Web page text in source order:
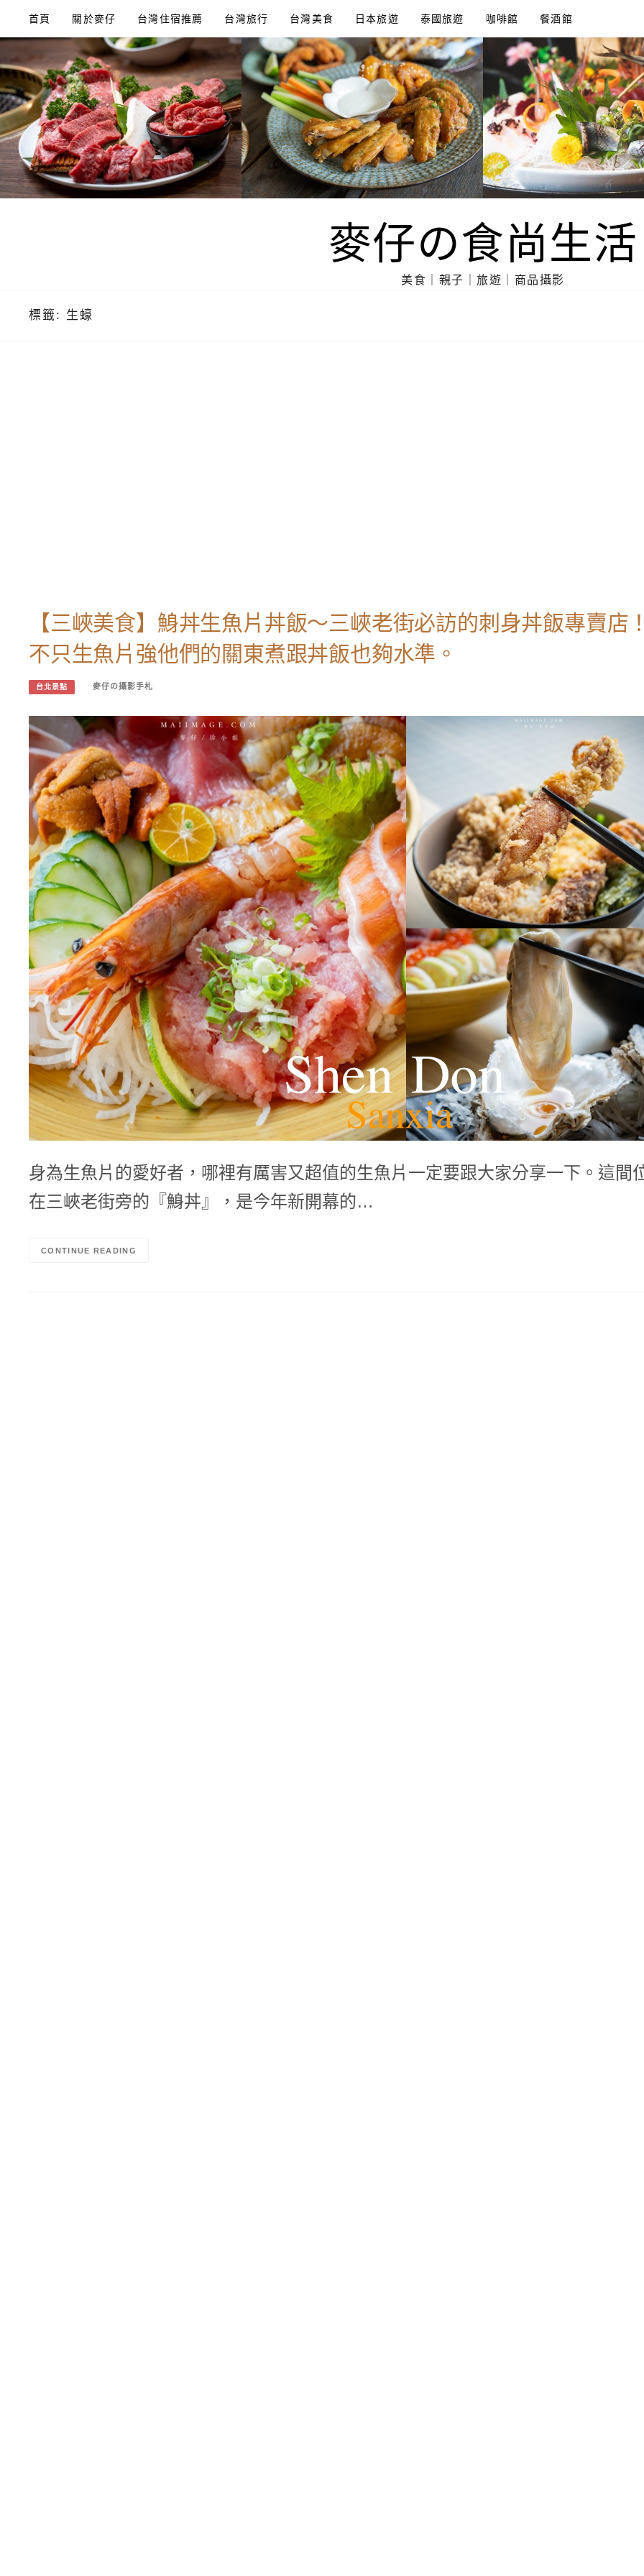
content
首頁 關於麥仔 台灣住宿推薦 台灣旅行 台灣美食 日本旅遊 泰國旅遊 咖啡館 餐酒館
麥仔の食尚生活
美食｜親子｜旅遊｜商品攝影
標籤: 生蠔
【三峽美食】鯓丼生魚片丼飯～三峽老街必訪的刺身丼飯專賣店
不只生魚片強他們的關東煮跟丼飯也夠水準。
台北景點 麥仔の攝影手札
身為生魚片的愛好者，哪裡有厲害又超值的生魚片一定要跟大家分享一下。這間
在三峽老街旁的『鯓丼』，是今年新開幕的…
CONTINUE READING